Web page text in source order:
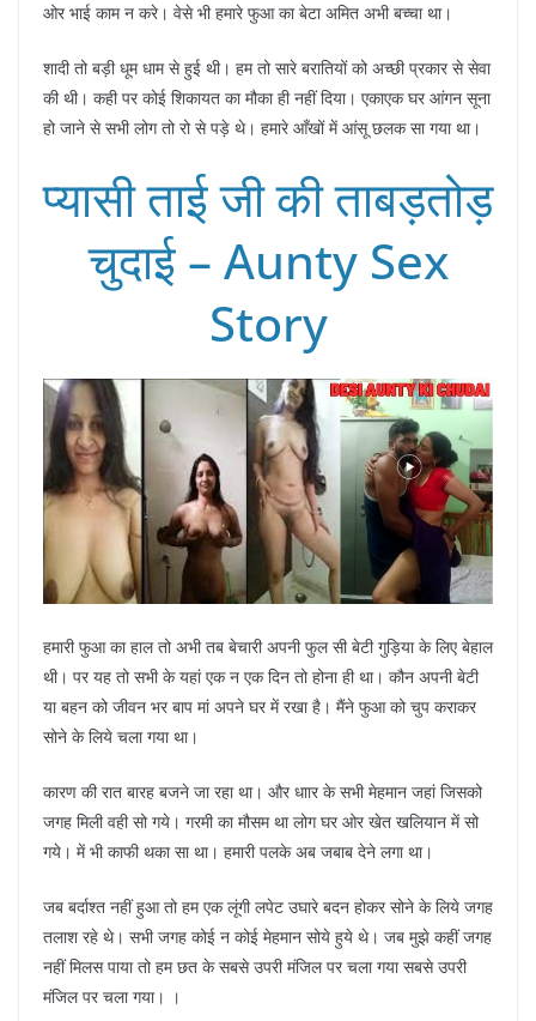
ओर भाई काम न करे। वेसे भी हमारे फुआ का बेटा अमित अभी बच्चा था।
शादी तो बड़ी धूम धाम से हुई थी। हम तो सारे बरातियों को अच्छी प्रकार से सेवा
की थी। कही पर कोई शिकायत का मौका ही नहीं दिया। एकाएक घर आंगन सूना
हो जाने से सभी लोग तो रो से पड़े थे। हमारे आँखों में आंसू छलक सा गया था।
प्यासी ताई जी की ताबड़तोड़
चुदाई – Aunty Sex
Story
हमारी फुआ का हाल तो अभी तब बेचारी अपनी फुल सी बेटी गुड़िया के लिए बेहाल
थी। पर यह तो सभी के यहां एक न एक दिन तो होना ही था। कौन अपनी बेटी
या बहन को जीवन भर बाप मां अपने घर में रखा है। मैंने फुआ को चुप कराकर
सोने के लिये चला गया था।
कारण की रात बारह बजने जा रहा था। और धाार के सभी मेहमान जहां जिसको
जगह मिली वही सो गये। गरमी का मौसम था लोग घर ओर खेत खलियान में सो
गये। में भी काफी थका सा था। हमारी पलके अब जबाब देने लगा था।
जब बर्दाश्त नहीं हुआ तो हम एक लूंगी लपेट उघारे बदन होकर सोने के लिये जगह
तलाश रहे थे। सभी जगह कोई न कोई मेहमान सोये हुये थे। जब मुझे कहीं जगह
नहीं मिलस पाया तो हम छत के सबसे उपरी मंजिल पर चला गया सबसे उपरी
मंजिल पर चला गया। ।